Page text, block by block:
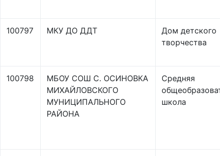
100797 МКУ ДО ДДТ
Дом детского
творчества
100798
МБОУ СОШ С. ОСИНОВКА
МИХАЙЛОВСКОГО
МУНИЦИПАЛЬНОГО
РАЙОНА
Средняя
школа